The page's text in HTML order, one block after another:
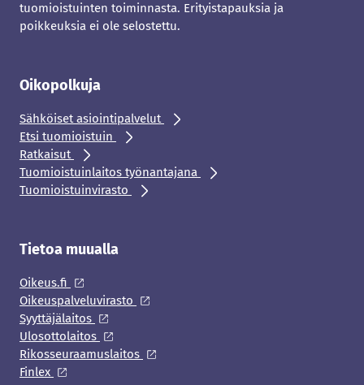
tuomioistuinten toiminnasta. Erityistapauksia ja
poikkeuksia ei ole selostettu.
Oikopolkuja
Sähköiset asiointipalvelut
Etsi tuomioistuin
Ratkaisut
Tuomioistuinlaitos työnantajana
Tuomioistuinvirasto
Tietoa muualla
Oikeus.fi
Oikeuspalveluvirasto
Syyttäjälaitos
Ulosottolaitos
Rikosseuraamuslaitos
Finlex